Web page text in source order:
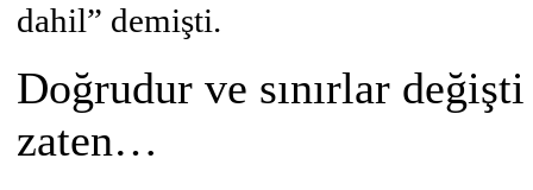
dahil” demişti.
Doğrudur ve sınırlar değişti
zaten…